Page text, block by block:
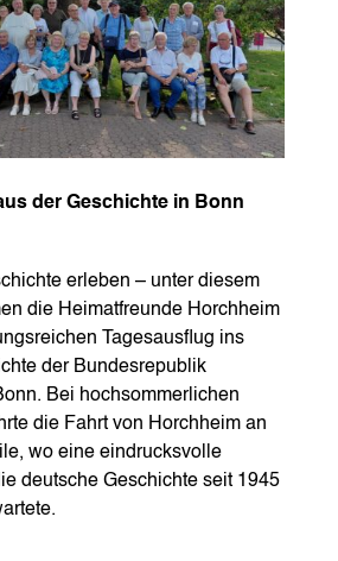
der Geschichte in Bonn
erleben – unter diesem
die Heimatfreunde Horchheim
Tagesausflug ins
der Bundesrepublik
Bei hochsommerlichen
die Fahrt von Horchheim an
wo eine eindrucksvolle
deutsche Geschichte seit 1945